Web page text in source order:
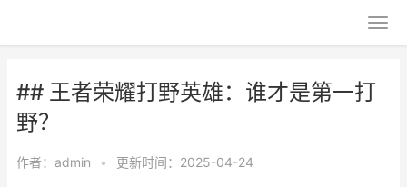
## 王者荣耀打野英雄：谁才是第一打
野？
作者： admin • 更新时间：2025-04-24